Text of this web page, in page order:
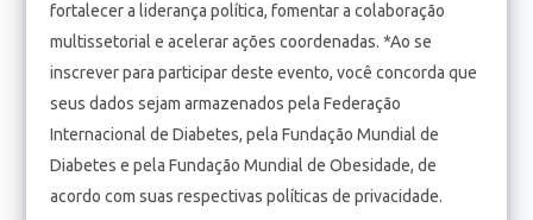
fortalecer a liderança política, fomentar a colaboração
multissetorial e acelerar ações coordenadas. *Ao se
inscrever para participar deste evento, você concorda que
seus dados sejam armazenados pela Federação
Internacional de Diabetes, pela Fundação Mundial de
Diabetes e pela Fundação Mundial de Obesidade, de
acordo com suas respectivas políticas de privacidade.